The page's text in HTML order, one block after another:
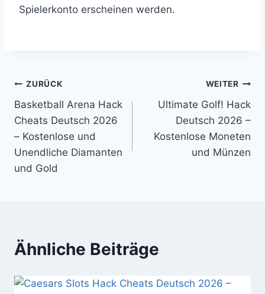
Spielerkonto erscheinen werden.
Beitragsnavigation
ZURÜCK
Basketball Arena Hack
Cheats Deutsch 2026
– Kostenlose und
Unendliche Diamanten
und Gold
WEITER
Ultimate Golf! Hack
Deutsch 2026 –
Kostenlose Moneten
und Münzen
Ähnliche Beiträge